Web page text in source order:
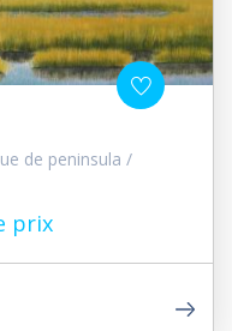
de peninsula /
prix